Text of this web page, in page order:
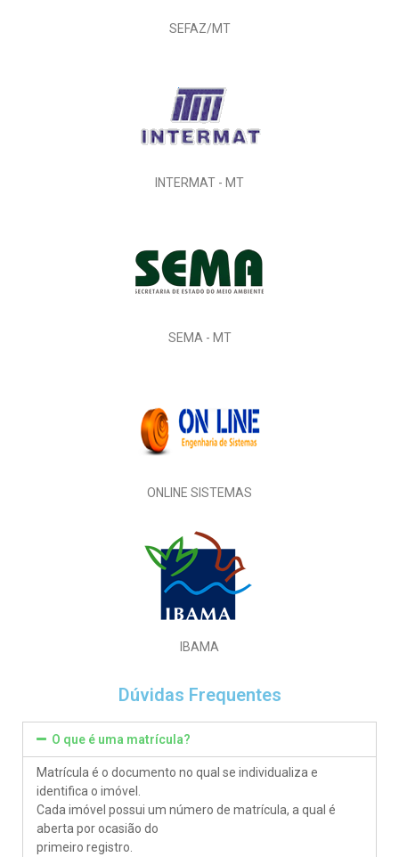
SEFAZ/MT
INTERMAT - MT
SEMA - MT
ONLINE SISTEMAS
IBAMA
Dúvidas Frequentes
O que é uma matrícula?
Matrícula é o documento no qual se individualiza e
identifica o imóvel.
Cada imóvel possui um número de matrícula, a qual é
aberta por ocasião do
primeiro registro.